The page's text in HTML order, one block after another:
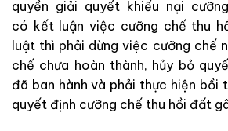
quyền giải quyết khiếu nại cưỡng
có kết luận việc cưỡng chế thu
luật thì phải dừng việc cưỡng chế
chế chưa hoàn thành, hủy bỏ
đã ban hành và phải thực hiện bồi
quyết định cưỡng chế thu hồi đất